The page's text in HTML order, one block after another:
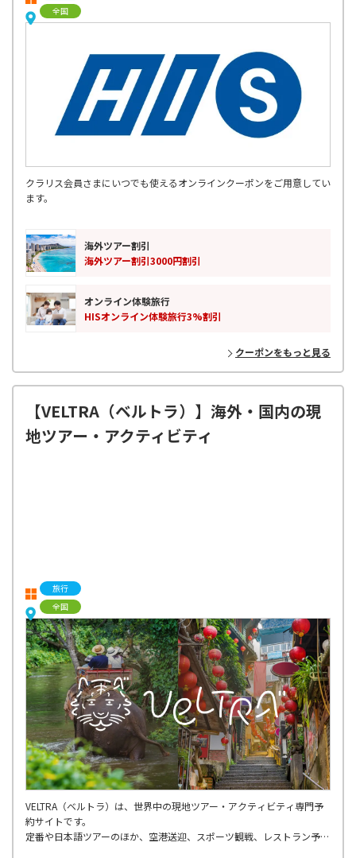
全国
クラリス会員さまにいつでも使えるオンラインクーポンをご用意してい
ます。
海外ツアー割引
海外ツアー割引3000円割引
オンライン体験旅行
HISオンライン体験旅行3%割引
クーポンをもっと見る
【VELTRA（ベルトラ）】海外・国内の現
地ツアー・アクティビティ
旅行
全国
VELTRA（ベルトラ）は、世界中の現地ツアー・アクティビティ専門予
約サイトです。
定番や日本語ツアーのほか、空港送迎、スポーツ観戦、レストラン予